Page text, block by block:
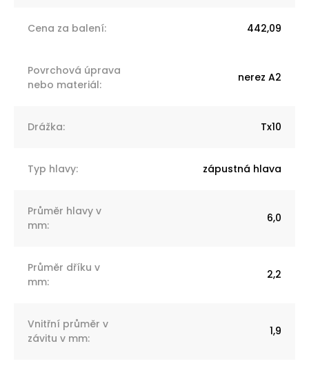
Cena za balení: 442,09
Povrchová úprava
nebo materiál:
nerez A2
Drážka: Tx10
Typ hlavy: zápustná hlava
Průměr hlavy v
mm:
6,0
Průměr dříku v
mm:
2,2
Vnitřní průměr v
závitu v mm:
1,9